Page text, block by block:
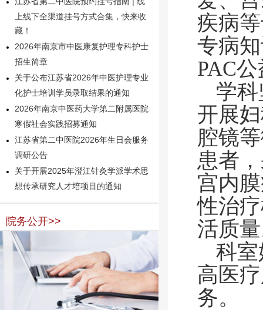
上线下全渠道挂号方式合集，快来收
藏！
2026年南京市中医康复护理专科护士
招生简章
关于公布江苏省2026年中医护理专业
化护士培训学员录取结果的通知
2026年南京中医药大学第二附属医院
寒假社会实践招募通知
江苏省第二中医院2026年生日会服务
调研公告
关于开展2025年澄江针灸学派学术思
想传承研究人才培项目的通知
院务公开>>
疾病
专病
PAC
学
开展
腔镜
患者
宫内
性治
活质
科
高医
务。